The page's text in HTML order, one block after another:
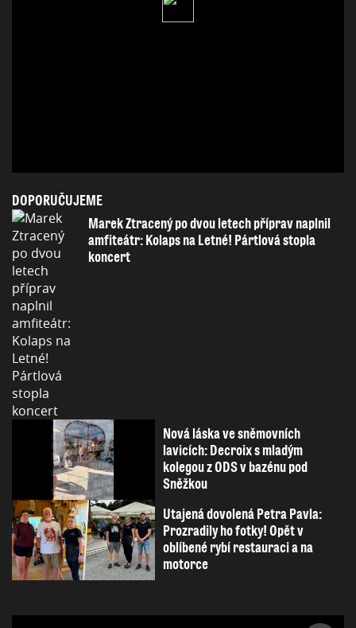
DOPORUČUJEME
Marek Ztracený po dvou letech příprav naplnil
amfiteátr: Kolaps na Letné! Pártlová stopla
koncert
Nová láska ve sněmovních
lavicích: Decroix s mladým
kolegou z ODS v bazénu pod
Sněžkou
Utajená dovolená Petra Pavla:
Prozradily ho fotky! Opět v
oblíbené rybí restauraci a na
motorce